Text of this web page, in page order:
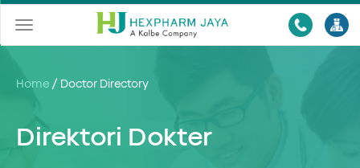
Toggle
navigation
Home / Doctor Directory
Direktori Dokter